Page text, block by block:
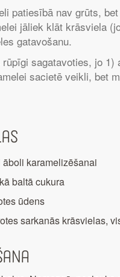
patiesībā nav grūts,
jāliek klāt krāsviela
gatavošanu.
sagatavoties, jo
sacietē veikli, bet
karamelizēšanai
baltā cukura
ūdens
sarkanās krāsvielas,